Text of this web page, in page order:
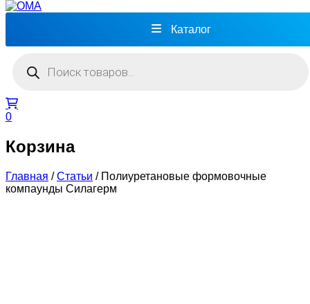
Каталог
товаров
0
Корзина
Главная /Статьи / Полиуретановые формовочные
компаунды Силагерм